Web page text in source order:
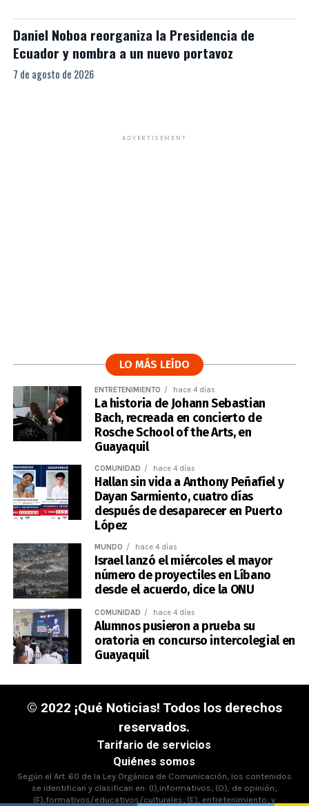
Daniel Noboa reorganiza la Presidencia de
Ecuador y nombra a un nuevo portavoz
7 de agosto de 2026
ADVERTISEMENT
LO MÁS LEÍDO
ENTRETENIMIENTO hace 4 días
La historia de Johann Sebastian
Bach, recreada en concierto de
Rosche School of the Arts, en
Guayaquil
COMUNIDAD hace 4 días
Hallan sin vida a Anthony Peñafiel y
Dayan Sarmiento, cuatro días
después de desaparecer en Puerto
López
MUNDO hace 4 días
Israel lanzó el miércoles el mayor
número de proyectiles en Líbano
desde el acuerdo, dice la ONU
COMUNIDAD hace 4 días
Alumnos pusieron a prueba su
oratoria en concurso intercolegial en
Guayaquil
© 2022 ¡Qué Noticias! Todos los derechos
reservados.
Tarifario de servicios
Quiénes somos
Según el Art. 60 de la Ley Orgánica de Comunicación, los contenidos
se identifican y clasifican en: (I),informativos; (O), de opinión;
(F),formativos/educativos/culturales; (E), entretenimiento; y